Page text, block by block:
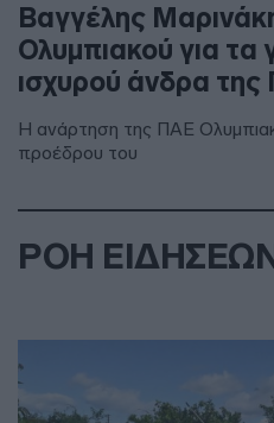
Βαγγέλης
Ολυμπιακού για τα
ισχυρού άνδρα
Η ανάρτηση της ΠΑΕ
προέδρου του
ΡΟΗ